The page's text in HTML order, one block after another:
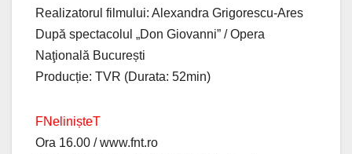
Realizatorul filmului: Alexandra Grigorescu-Ares
După spectacolul „Don Giovanni” / Opera
Naţională București
Producție: TVR (Durata: 52min)
FNelinișteT
Ora 16.00 / www.fnt.ro